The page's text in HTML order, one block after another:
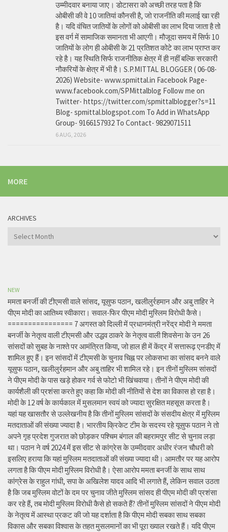
उम्मीदवार बनाया जाए। डोटासरा को अच्छी तरह पता है कि
ओबीसी की वे 10 जातियां कौनसी है, जो राजनीति की मलाई खा रही
है। यदि वंचित जातियों के लोगों को ओबीसी का लाभ दिया जाता है तो
इस वर्ग में सामाजिक समानता भी आएगी। मौजूदा समय में सिर्फ 10
जातियों के लोग ही ओबीसी के 21 प्रतिशत कोटे का लाभ प्राप्त कर
रहे है। यह स्थिति सिर्फ राजनीतिक क्षेत्र में ही नहीं बल्कि सरकारी
नौकरियों के क्षेत्र में भी है। S.P.MITTAL BLOGGER ( 06-08-
2026) Website- www.spmittal.in Facebook Page-
www.facebook.com/SPMittalblog Follow me on
Twitter- https://twitter.com/spmittalblogger?s=11
Blog- spmittal.blogspot.com To Add in WhatsApp
Group- 9166157932 To Contact- 9829071511
6 AUG, 2026
MORE
ARCHIVES
Archives
NEW
ममता बनर्जी की टीएमसी वाले सांसद, यूसुफ पठान, खलीलुर्रहमान और अबु ताहिर ने
पीएम मोदी का आतिथ्य स्वीकारा। सवाल-फिर पीएम मोदी मुस्लिम विरोधी कैसे।
================ 7 अगस्त को दिल्ली में प्रधानमंत्री नरेंद्र मोदी ने ममता
बनर्जी के नेतृत्व वाली टीएमसी और उद्धव ठाकरे के नेतृत्व वाली शिवसेना के उन 26
सांसदों को सुबह के नाश्ते पर आमंत्रित किया, जो हाल ही में केंद्र में सत्तारूढ़ एनडीए में
शामिल हुए हैं। इन सांसदों में टीएमसी के चुनाव चिह्न पर लोकसभा का सांसद बनने वाले
यूसुफ पठान, खलीलुर्रहमान और अबु ताहिर भी शामिल रहे। इन तीनों मुस्लिम सांसदों
ने पीएम मोदी के पास खड़े होकर गर्व से फोटो भी खिंचवाया। तीनों ने पीएम मोदी की
कार्यशैली की प्रशंसा करते हुए कहा कि मोदी की नीतियों से देश का विकास हो रहा है।
मोदी के 12 वर्ष के कार्यकाल में मुसलमान स्वयं को ज्यादा सुरक्षित महसूस करता है।
यहां यह खासतौर से उल्लेखनीय है कि तीनों मुस्लिम सांसदों के संसदीय क्षेत्र में मुस्लिम
मतदाताओं की संख्या ज्यादा है। भारतीय क्रिकेट टीम के सदस्य रहे यूसुफ पठान ने तो
अपने गृह प्रदेश गुजरात को छोड़कर पश्चिम बंगाल की बहरामपुर सीट से चुनाव लड़ा
था। पठान ने वर्ष 2024 में इस सीट से कांग्रेस के उम्मीदवार अधीर रंजन चौधरी को
इसलिए हराया कि यहां मुस्लिम मतदाताओं की संख्या ज्यादा थी। आमतौर पर यह आरोप
लगता है कि पीएम मोदी मुस्लिम विरोधी है। ऐसा आरोप ममता बनर्जी के साथ साथ
कांग्रेस के राहुल गांधी, सपा के अखिलेश यादव आदि भी लगाते हैं, लेकिन सवाल उठता
है कि जब मुस्लिम वोटों के दम पर चुनाव जीते मुस्लिम सांसद ही पीएम मोदी की प्रशंसा
कर रहे हैं, तब मोदी मुस्लिम विरोधी कैसे हो सकते हैं? तीनों मुस्लिम सांसदों ने पीएम मोदी
के नेतृत्व में आस्था प्रकट की जो यह दर्शाता है कि पीएम मोदी सबका साथ सबका
विकास और सबका विश्वास के तहत मुसलमानों का भी पूरा ख्याल रखते हैं। यदि पीएम